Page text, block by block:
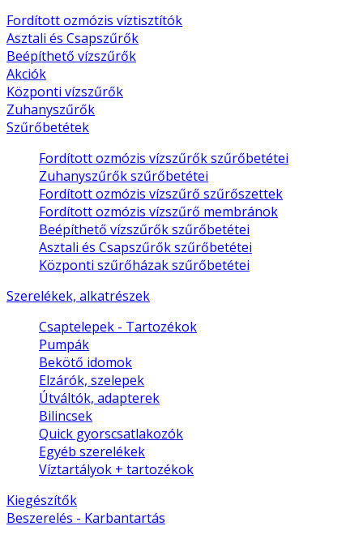
Fordított ozmózis víztisztítók
Asztali és Csapszűrők
Beépíthető vízszűrők
Akciók
Központi vízszűrők
Zuhanyszűrők
Szűrőbetétek
Fordított ozmózis vízszűrők szűrőbetétei
Zuhanyszűrők szűrőbetétei
Fordított ozmózis vízszűrő szűrőszettek
Fordított ozmózis vízszűrő membránok
Beépíthető vízszűrők szűrőbetétei
Asztali és Csapszűrők szűrőbetétei
Központi szűrőházak szűrőbetétei
Szerelékek, alkatrészek
Csaptelepek - Tartozékok
Pumpák
Bekötő idomok
Elzárók, szelepek
Útváltók, adapterek
Bilincsek
Quick gyorscsatlakozók
Egyéb szerelékek
Víztartályok + tartozékok
Kiegészítők
Beszerelés - Karbantartás